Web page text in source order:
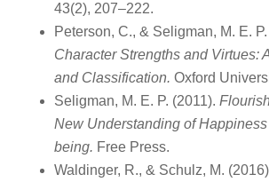
43(2), 207–222.
Peterson, C., & Seligman, M. E.
Character Strengths and Virtues:
and Classification. Oxford
Seligman, M. E. P. (2011).
New Understanding of
being. Free Press.
Waldinger, R., & Schulz, M.